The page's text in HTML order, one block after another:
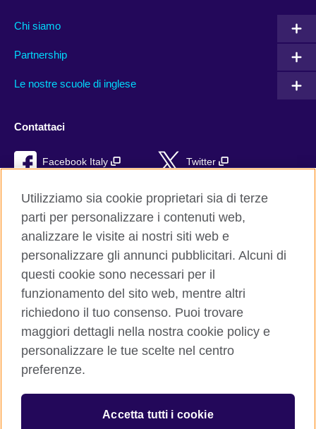
Chi siamo
Partnership
Le nostre scuole di inglese
Contattaci
Facebook Italy Twitter
YouTube TikTok
RSS
British Council global
Privacy e condizioni d'uso
Cookie
Sitemap
Aiuto
© 2026 British Council
Utilizziamo sia cookie proprietari sia di terze
parti per personalizzare i contenuti web,
analizzare le visite ai nostri siti web e
personalizzare gli annunci pubblicitari. Alcuni di
questi cookie sono necessari per il
funzionamento del sito web, mentre altri
richiedono il tuo consenso. Puoi trovare
maggiori dettagli nella nostra cookie policy e
personalizzare le tue scelte nel centro
preferenze.
Accetta tutti i cookie